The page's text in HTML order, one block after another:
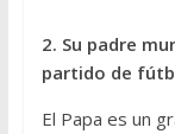
2. Su padre
partido de
El Papa es un